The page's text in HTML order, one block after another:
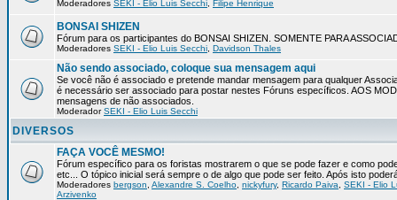
Moderadores SEKI - Elio Luis Secchi Filipe Henrique
BONSAI SHIZEN
Fórum para os participantes do BONSAI SHIZEN. SOMENTE PARA
Moderadores SEKI - Elio Luis Secchi Davidson Thales
Não sendo associado, coloque sua mensagem aqui
Se você não é associado e pretende mandar mensagem para qualquer
é necessário ser associado para postar nestes Fóruns específicos. AOS
mensagens de não associados.
ModeradorSEKI - Elio Luis Secchi
DIVERSOS
FAÇA VOCÊ MESMO!
Fórum específico para os foristas mostrarem o que se pode fazer e como
etc... O tópico inicial será sempre o de algo que pode ser feito. Após isto
Moderadores bergson Alexandre S. Coelho nickyfury, Ricardo Paiva
SEKI - Elio
Arzivenko